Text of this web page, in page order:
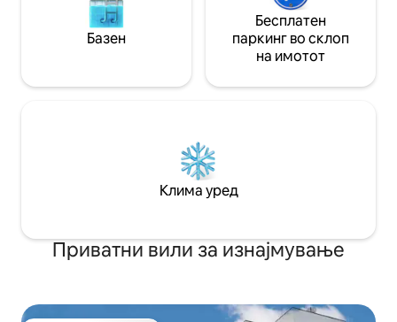
Базен
Бесплатен
паркинг во склоп
на имотот
Клима уред
Приватни вили за изнајмување